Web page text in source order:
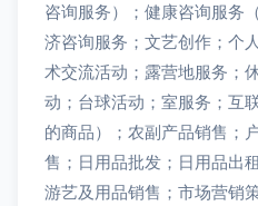
咨询服务）；健康咨询服务
济咨询服务；文艺创作；个
术交流活动；露营地服务；
动；台球活动；室服务；互
的商品）；农副产品销售；
售；日用品批发；日用品出
游艺及用品销售；市场营销